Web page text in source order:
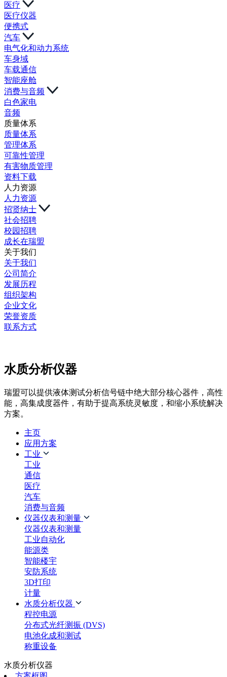
医疗
医疗仪器
便携式
汽车
电气化和动力系统
车身域
车载通信
智能座舱
消费与音频
白色家电
音频
质量体系
质量体系
管理体系
可靠性管理
有害物质管理
资料下载
人力资源
人力资源
招贤纳士
社会招聘
校园招聘
成长在瑞盟
关于我们
关于我们
公司简介
发展历程
组织架构
企业文化
荣誉资质
联系方式
水质分析仪器
瑞盟可以提供液体测试分析信号链中绝大部分核心器件，高性
能，高集成度器件，有助于提高系统灵敏度，和缩小系统解决
方案。
主页
应用方案
工业
工业
通信
医疗
汽车
消费与音频
仪器仪表和测量
仪器仪表和测量
工业自动化
能源类
智能楼宇
安防系统
3D打印
计量
水质分析仪器
程控电源
分布式光纤测振 (DVS)
电池化成和测试
称重设备
水质分析仪器